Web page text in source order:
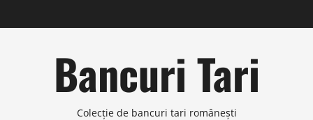
to
Bancuri Tari
Colecţie de bancuri tari româneşti